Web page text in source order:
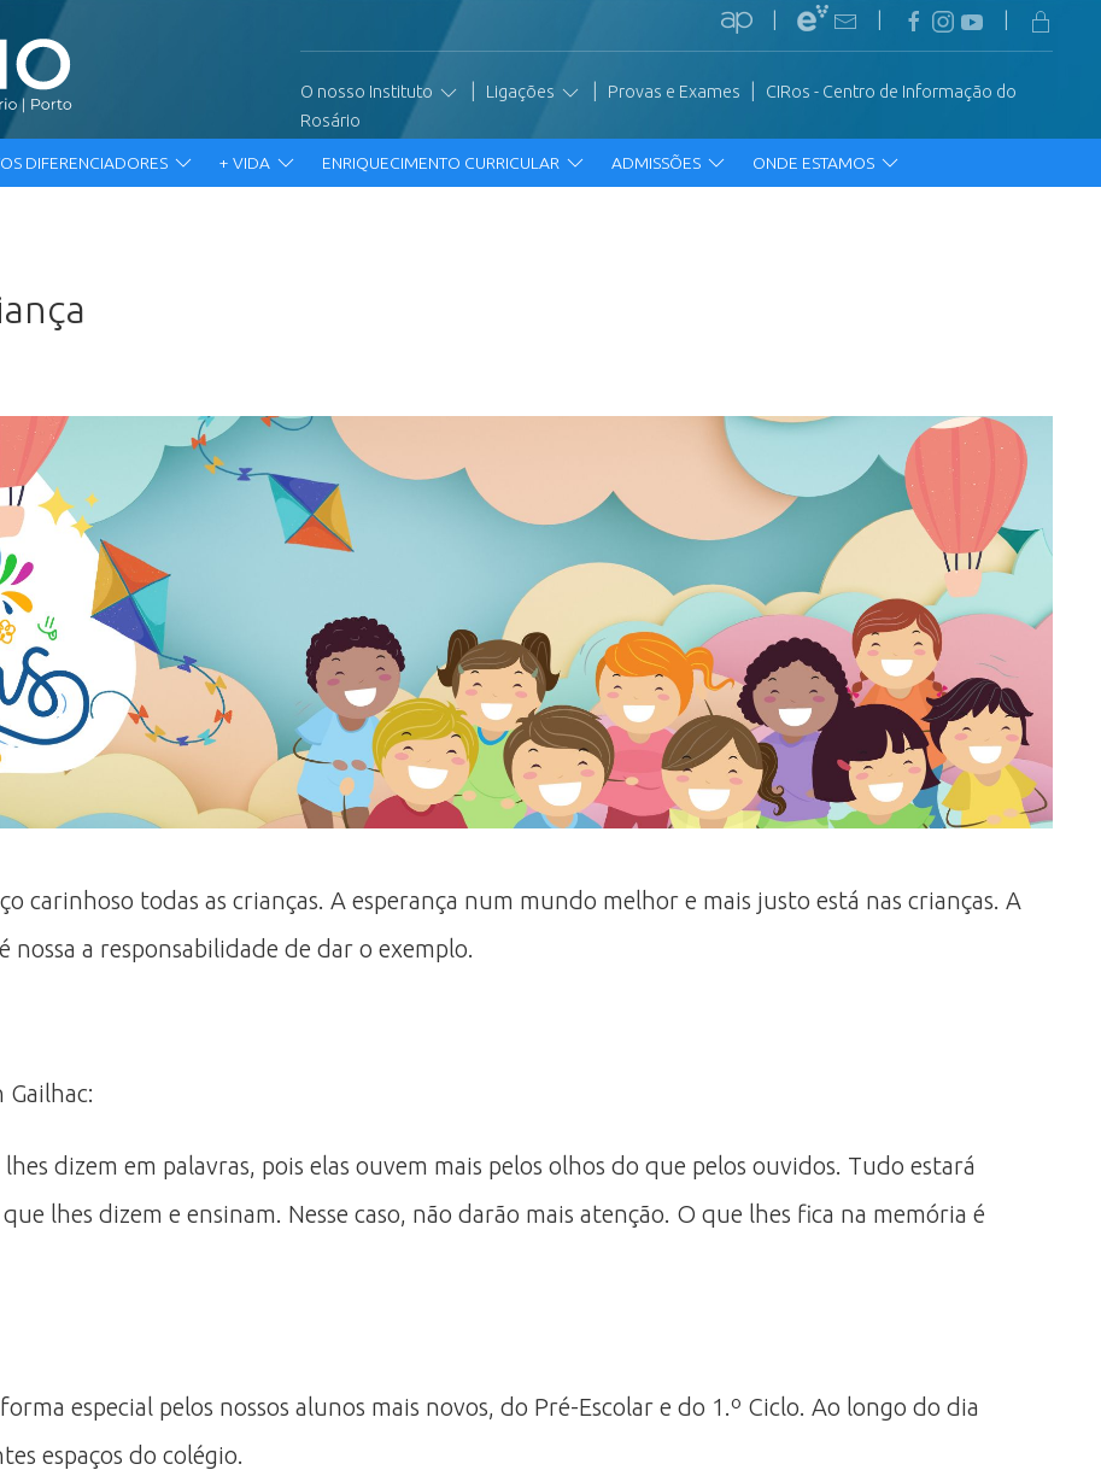
O nosso Instituto Ligações Provas e Exames
CIRos - Centro de Informação do
Rosário
DIFERENCIADORES + VIDA ENRIQUECIMENTO CURRICULAR ADMISSÕES ONDE ESTAMOS
carinhoso todas as crianças. A esperança num mundo melhor e mais justo está nas crianças. A
a responsabilidade de dar o exemplo.
Gailhac:
dizem em palavras, pois elas ouvem mais pelos olhos do que pelos ouvidos. Tudo estará
lhes dizem e ensinam. Nesse caso, não darão mais atenção. O que lhes fica na memória é
especial pelos nossos alunos mais novos, do Pré-Escolar e do 1.º Ciclo. Ao longo do dia
espaços do colégio.